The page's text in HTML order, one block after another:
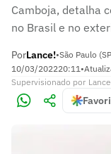
Camboja, detalha
no Brasil e no
PorLance!•São Paulo
10/03/202220:11•
Supervisionado por